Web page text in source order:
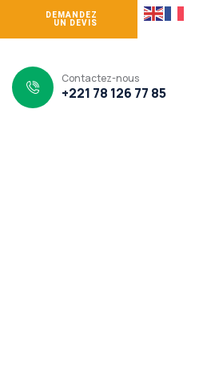
DEMANDEZ
UN DEVIS
Contactez-nous
+221 78 126 77 85